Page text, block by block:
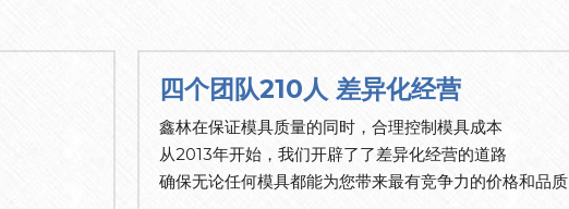
四个团队210人 差异化经营
鑫林在保证模具质量的同时，合理控制模具成本
从2013年开始，我们开辟了了差异化经营的道路
确保无论任何模具都能为您带来最有竞争力的价格和品质